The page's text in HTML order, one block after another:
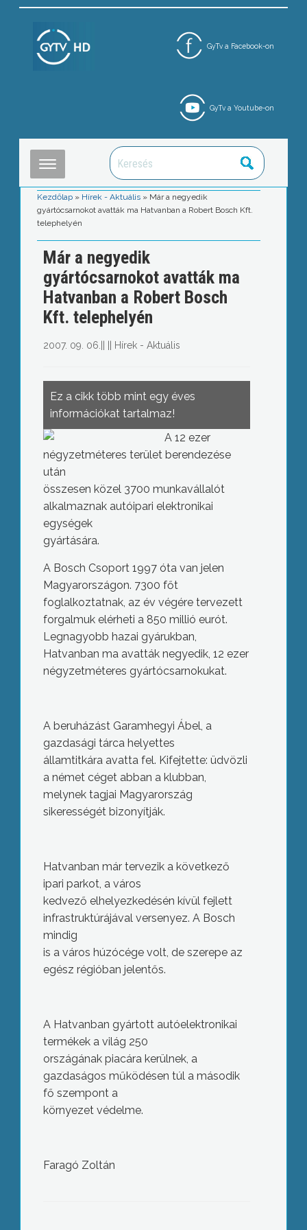
GyTv a Facebook-on
GyTv a Youtube-on
Kezdőlap » Hírek - Aktuális » Már a negyedik
gyártócsarnokot avatták ma Hatvanban a Robert Bosch Kft.
telephelyén
Már a negyedik
gyártócsarnokot avatták ma
Hatvanban a Robert Bosch
Kft. telephelyén
2007. 09. 06. Hírek - Aktuális
Ez a cikk több mint egy éves
információkat tartalmaz!
A 12 ezer
négyzetméteres terület berendezése
után
összesen közel 3700 munkavállalót
alkalmaznak autóipari elektronikai
egységek
gyártására.
A Bosch Csoport 1997 óta van jelen
Magyarországon. 7300 főt
foglalkoztatnak, az év végére tervezett
forgalmuk elérheti a 850 millió eurót.
Legnagyobb hazai gyárukban,
Hatvanban ma avatták negyedik, 12 ezer
négyzetméteres gyártócsarnokukat.
A beruházást Garamhegyi Ábel, a
gazdasági tárca helyettes
államtitkára avatta fel. Kifejtette: üdvözli
a német céget abban a klubban,
melynek tagjai Magyarország
sikerességét bizonyítják.
Hatvanban már tervezik a következő
ipari parkot, a város
kedvező elhelyezkedésén kívül fejlett
infrastruktúrájával versenyez. A Bosch
mindig
is a város húzócége volt, de szerepe az
egész régióban jelentős.
A Hatvanban gyártott autóelektronikai
termékek a világ 250
országának piacára kerülnek, a
gazdaságos működésen túl a második
fő szempont a
környezet védelme.
Faragó Zoltán